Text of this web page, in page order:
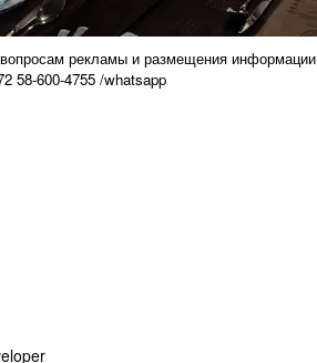
рекламы и размещения информации
58-600-4755 /whatsapp